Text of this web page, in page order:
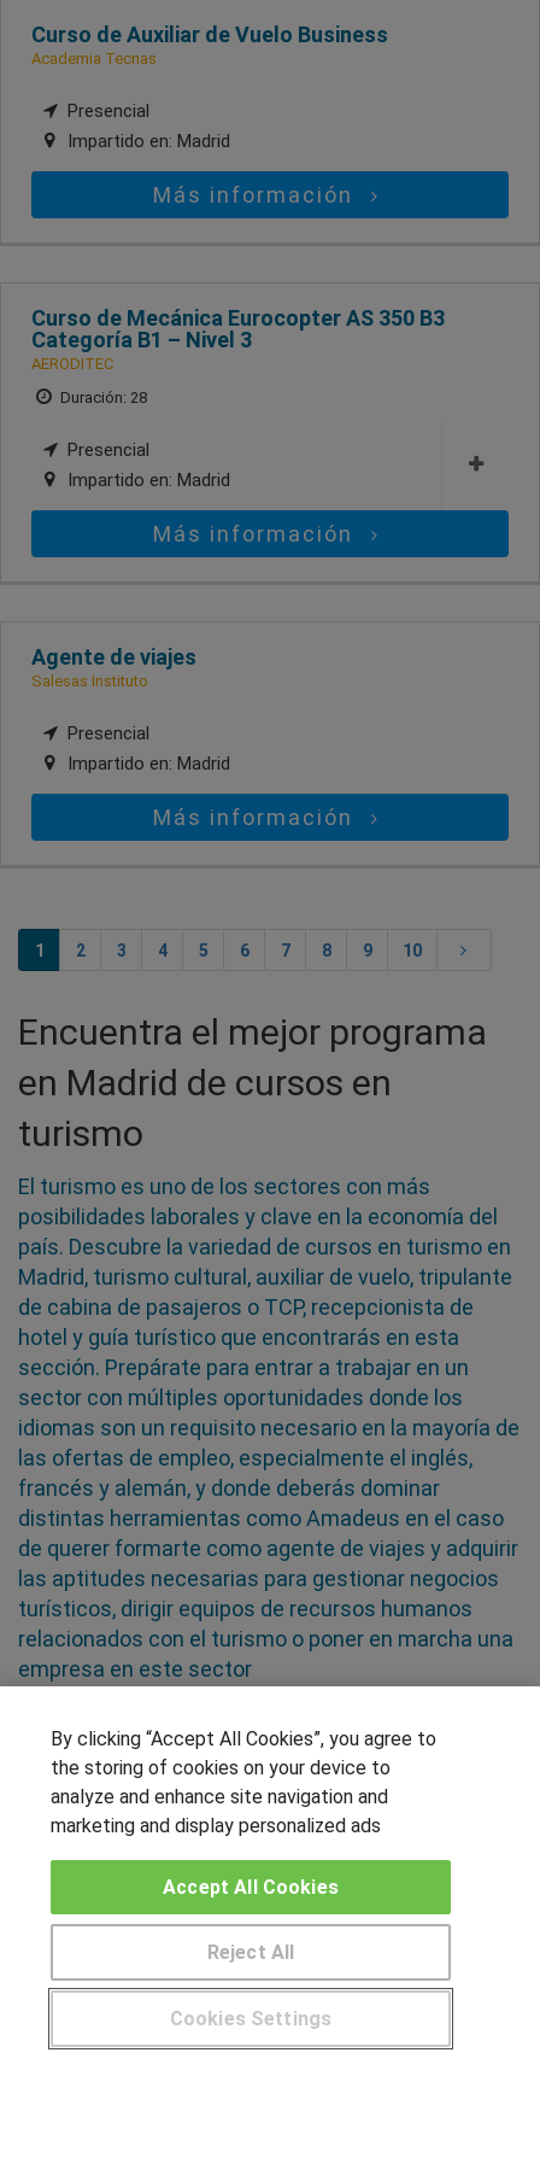
Curso de Auxiliar de Vuelo Business
Academia Tecnas
Presencial
Impartido en: Madrid
Más información
Curso de Mecánica Eurocopter AS 350 B3
Categoría B1 – Nivel 3
AERODITEC
Duración: 28
Presencial
Impartido en: Madrid
Más información
Agente de viajes
Salesas Instituto
Presencial
Impartido en: Madrid
Más información
1 2 3 4 5 6 7 8 9 10
Encuentra el mejor programa
en Madrid de cursos en
turismo
El turismo es uno de los sectores con más
posibilidades laborales y clave en la economía del
país. Descubre la variedad de cursos en turismo en
Madrid, turismo cultural, auxiliar de vuelo, tripulante
de cabina de pasajeros o TCP, recepcionista de
hotel y guía turístico que encontrarás en esta
sección. Prepárate para entrar a trabajar en un
sector con múltiples oportunidades donde los
idiomas son un requisito necesario en la mayoría de
las ofertas de empleo, especialmente el inglés,
francés y alemán, y donde deberás dominar
distintas herramientas como Amadeus en el caso
de querer formarte como agente de viajes y adquirir
las aptitudes necesarias para gestionar negocios
turísticos, dirigir equipos de recursos humanos
relacionados con el turismo o poner en marcha una
empresa en este sector
SÍGUENOS EN LAS REDES
Muro de los idiomas
Hablemos de empleo
Locos por las becas
CENTROS DE FORMACIÓN
¿Tienes alguna duda? 900 264 357
By clicking “Accept All Cookies”, you agree to
the storing of cookies on your device to
analyze and enhance site navigation and
marketing and display personalized ads
Cookies Settings
Reject All
Accept All Cookies